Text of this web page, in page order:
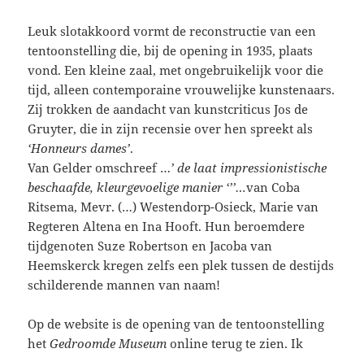
Leuk slotakkoord vormt de reconstructie van een
tentoonstelling die, bij de opening in 1935, plaats
vond. Een kleine zaal, met ongebruikelijk voor die
tijd, alleen contemporaine vrouwelijke kunstenaars.
Zij trokken de aandacht van kunstcriticus Jos de
Gruyter, die in zijn recensie over hen spreekt als
‘Honneurs dames’.
Van Gelder omschreef …’ de laat impressionistische
beschaafde, kleurgevoelige manier ‘’’…van Coba
Ritsema, Mevr. (…) Westendorp-Osieck, Marie van
Regteren Altena en Ina Hooft. Hun beroemdere
tijdgenoten Suze Robertson en Jacoba van
Heemskerck kregen zelfs een plek tussen de destijds
schilderende mannen van naam!
Op de website is de opening van de tentoonstelling
hetGedroomde Museum online terug te zien. Ik